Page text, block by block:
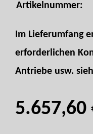
Artikelnummer:
Im Lieferumfang
erforderlichen
Antriebe usw.
5.657,60